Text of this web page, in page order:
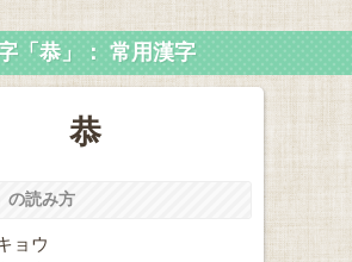
「恭」： 常用漢字
恭
の読み方
ョウ